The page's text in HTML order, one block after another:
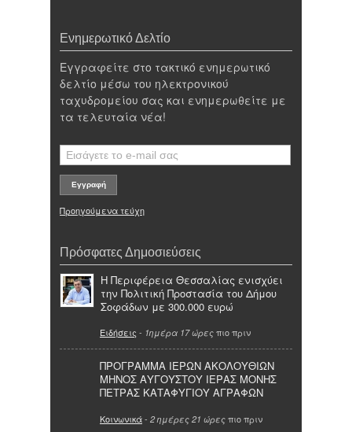
Ενημερωτικό Δελτίο
Εγγραφείτε στο τακτικό ενημερωτικό
δελτίο μέσω του ηλεκτρονικού
ταχυδρομείου σας και ενημερωθείτε με
τα τελευταία νέα!
Προηγούμενα τεύχη
Πρόσφατες Δημοσιεύσεις
Η Περιφέρεια Θεσσαλίας ενισχύει
την Πολιτική Προστασία του Δήμου
Σοφάδων με 300.000 ευρώ
Ειδήσεις - 1ημέρα 17 ώρες πιο πριν
ΠΡΟΓΡΑΜΜΑ ΙΕΡΩΝ ΑΚΟΛΟΥΘΙΩΝ
ΜΗΝΟΣ ΑΥΓΟΥΣΤΟΥ ΙΕΡΑΣ ΜΟΝΗΣ
ΠΕΤΡΑΣ ΚΑΤΑΦΥΓΙΟΥ ΑΓΡΑΦΩΝ
Κοινωνικά- 2 ημέρες 21 ώρες πιο πριν